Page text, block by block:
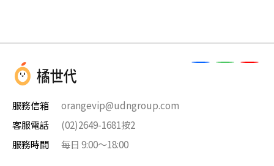
服務信箱
orangevip@udngroup.com
客服電話
(02)2649-1681按2
服務時間
每日 9:00～18:00